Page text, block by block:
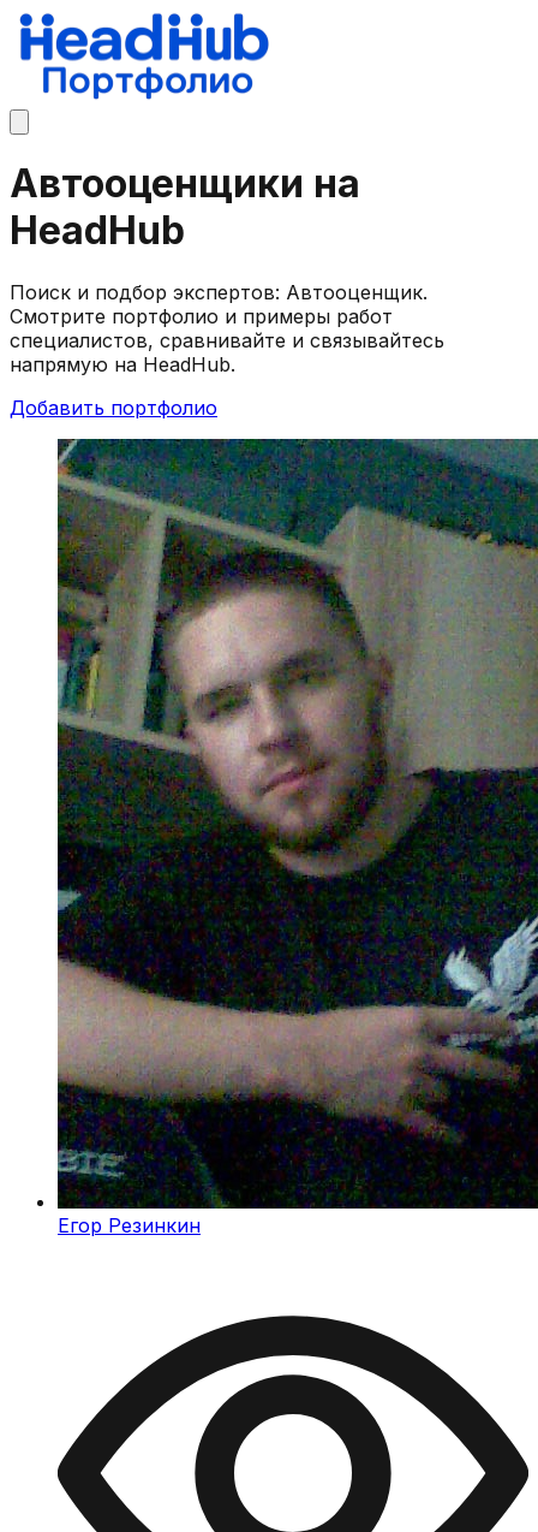
Автооценщики на
HeadHub
Поиск и подбор экспертов: Автооценщик.
Смотрите портфолио и примеры работ
специалистов, сравнивайте и связывайтесь
напрямую на HeadHub.
Добавить портфолио
Егор Резинкин